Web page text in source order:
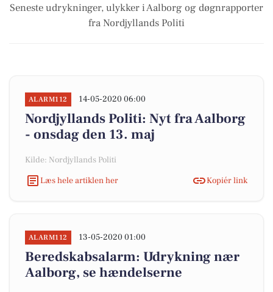
Seneste udrykninger, ulykker i Aalborg og døgnrapporter
fra Nordjyllands Politi
ALARM112 14-05-2020 06:00
Nordjyllands Politi: Nyt fra Aalborg
- onsdag den 13. maj
Kilde: Nordjyllands Politi
Læs hele artiklen her
Kopiér link
ALARM112 13-05-2020 01:00
Beredskabsalarm: Udrykning nær
Aalborg, se hændelserne